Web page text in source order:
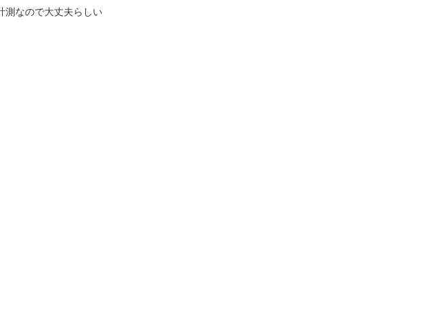
測なので大丈夫らしい